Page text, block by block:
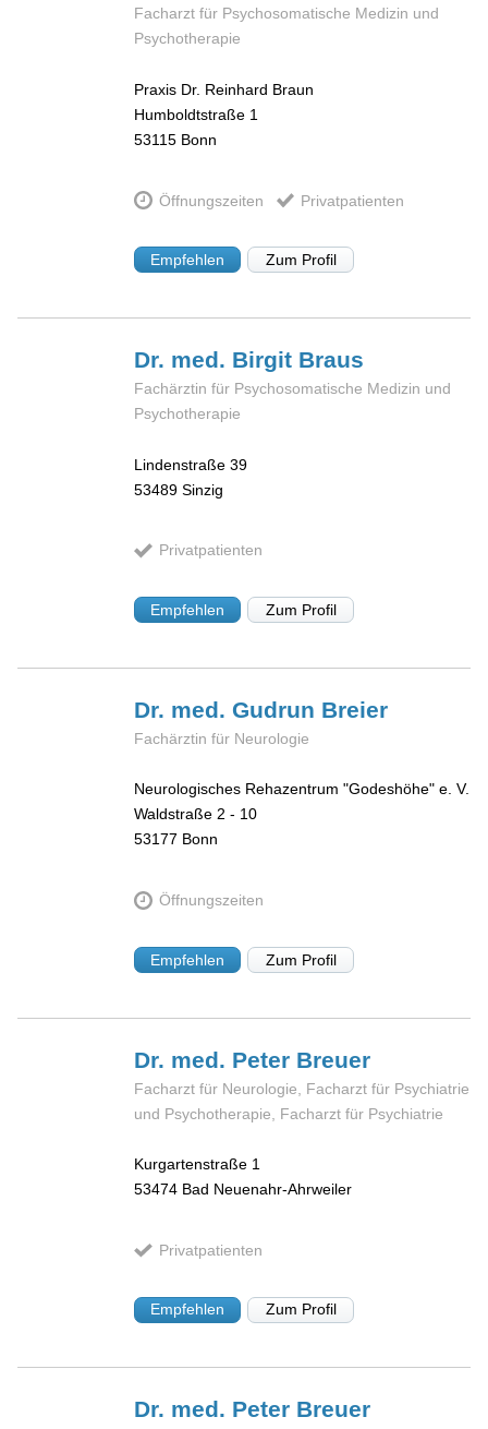
Facharzt für Psychosomatische Medizin und
Psychotherapie
Praxis Dr. Reinhard Braun
Humboldtstraße 1
53115 Bonn
Öffnungszeiten Privatpatienten
Empfehlen Zum Profil
Dr. med. Birgit Braus
Fachärztin für Psychosomatische Medizin und
Psychotherapie
Lindenstraße 39
53489 Sinzig
Privatpatienten
Empfehlen Zum Profil
Dr. med. Gudrun Breier
Fachärztin für Neurologie
Neurologisches Rehazentrum "Godeshöhe" e. V.
Waldstraße 2 - 10
53177 Bonn
Öffnungszeiten
Empfehlen Zum Profil
Dr. med. Peter Breuer
Facharzt für Neurologie, Facharzt für Psychiatrie
und Psychotherapie, Facharzt für Psychiatrie
Kurgartenstraße 1
53474 Bad Neuenahr-Ahrweiler
Privatpatienten
Empfehlen Zum Profil
Dr. med. Peter Breuer